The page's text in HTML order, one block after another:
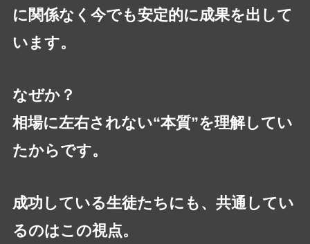
に関係なく今でも安定的に成果を出して
い ます。
なぜか？
相場に左右されない“本質”を理解してい
たからです。
成功している生徒たちにも、共通してい
るのはこの視点。